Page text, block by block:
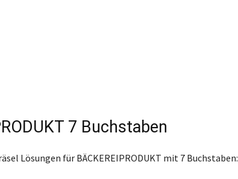
7 Buchstaben
Lösungen für BÄCKEREIPRODUKT mit 7 Buchstaben: